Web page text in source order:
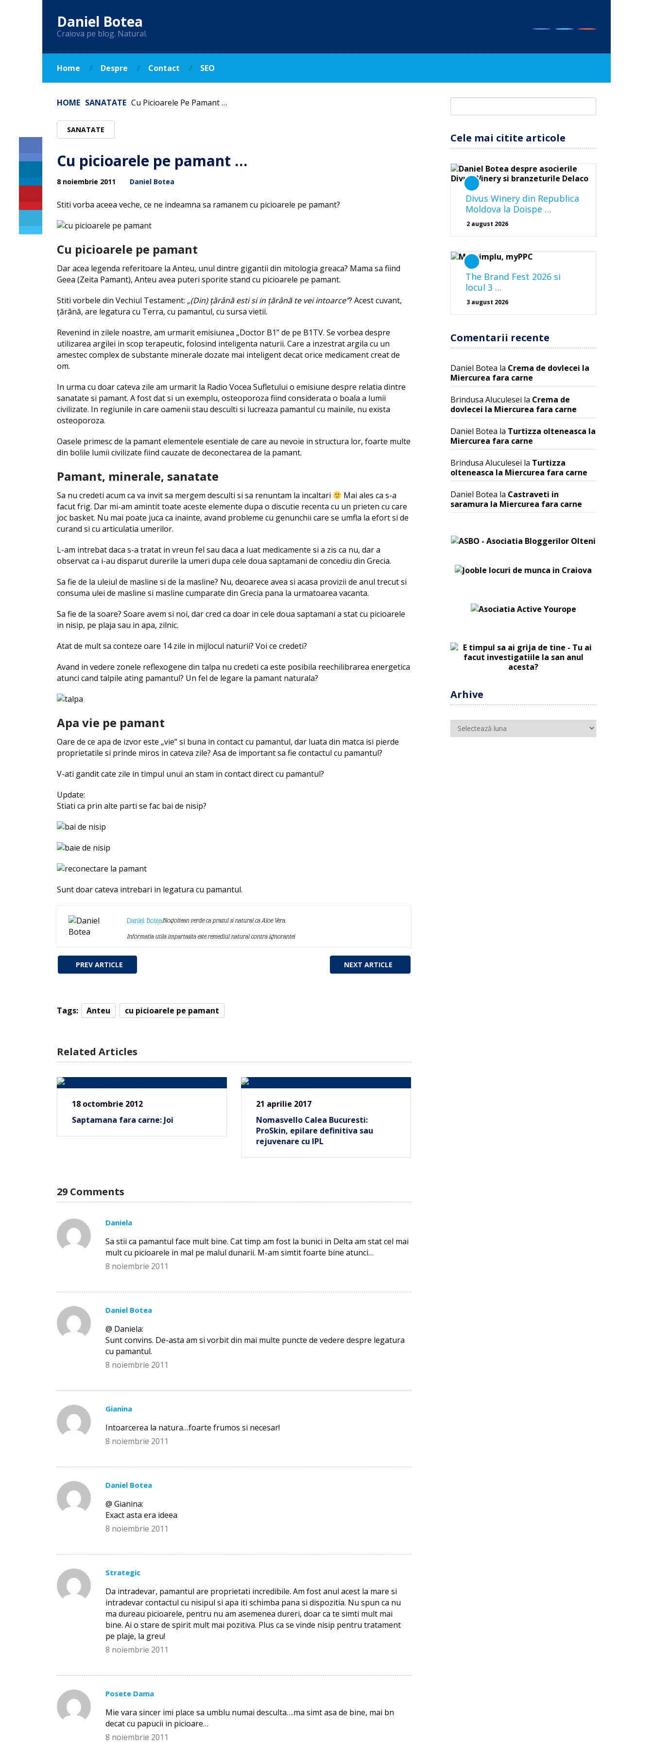
Daniel Botea
Craiova pe blog. Natural.
Home Despre Contact SEO
HOME SANATATE Cu Picioarele Pe Pamant …
SANATATE
Cu picioarele pe pamant …
8 noiembrie 2011 Daniel Botea
Stiti vorba aceea veche, ce ne indeamna sa ramanem cu picioarele pe pamant?
Cu picioarele pe pamant
Dar acea legenda referitoare la Anteu, unul dintre gigantii din mitologia greaca? Mama sa fiind
Geea (Zeita Pamant), Anteu avea puteri sporite stand cu picioarele pe pamant.
Stiti vorbele din Vechiul Testament: „(Din) ţărână esti si in ţărână te vei intoarce”? Acest cuvant,
ţărână, are legatura cu Terra, cu pamantul, cu sursa vietii.
Revenind in zilele noastre, am urmarit emisiunea „Doctor B1” de pe B1TV. Se vorbea despre
utilizarea argilei in scop terapeutic, folosind inteligenta naturii. Care a inzestrat argila cu un
amestec complex de substante minerale dozate mai inteligent decat orice medicament creat de
om.
In urma cu doar cateva zile am urmarit la Radio Vocea Sufletului o emisiune despre relatia dintre
sanatate si pamant. A fost dat si un exemplu, osteoporoza fiind considerata o boala a lumii
civilizate. In regiunile in care oamenii stau desculti si lucreaza pamantul cu mainile, nu exista
osteoporoza.
Oasele primesc de la pamant elementele esentiale de care au nevoie in structura lor, foarte multe
din bolile lumii civilizate fiind cauzate de deconectarea de la pamant.
Pamant, minerale, sanatate
Sa nu credeti acum ca va invit sa mergem desculti si sa renuntam la incaltari
Mai ales ca s-a
facut frig. Dar mi-am amintit toate aceste elemente dupa o discutie recenta cu un prieten cu care
joc basket. Nu mai poate juca ca inainte, avand probleme cu genunchii care se umfla la efort si de
curand si cu articulatia umerilor.
L-am intrebat daca s-a tratat in vreun fel sau daca a luat medicamente si a zis ca nu, dar a
observat ca i-au disparut durerile la umeri dupa cele doua saptamani de concediu din Grecia.
Sa fie de la uleiul de masline si de la masline? Nu, deoarece avea si acasa provizii de anul trecut si
consuma ulei de masline si masline cumparate din Grecia pana la urmatoarea vacanta.
Sa fie de la soare? Soare avem si noi, dar cred ca doar in cele doua saptamani a stat cu picioarele
in nisip, pe plaja sau in apa, zilnic.
Atat de mult sa conteze oare 14 zile in mijlocul naturii? Voi ce credeti?
Avand in vedere zonele reflexogene din talpa nu credeti ca este posibila reechilibrarea energetica
atunci cand talpile ating pamantul? Un fel de legare la pamant naturala?
Apa vie pe pamant
Oare de ce apa de izvor este „vie” si buna in contact cu pamantul, dar luata din matca isi pierde
proprietatile si prinde miros in cateva zile? Asa de important sa fie contactul cu pamantul?
V-ati gandit cate zile in timpul unui an stam in contact direct cu pamantul?
Update:
Stiati ca prin alte parti se fac bai de nisip?
Sunt doar cateva intrebari in legatura cu pamantul.
Daniel BoteaBlogoltean verde ca prazul si natural ca Aloe Vera.
Informatia utila impartasita este remediul natural contra ignorantei
PREV ARTICLE NEXT ARTICLE
Tags: Anteu cu picioarele pe pamant
Related Articles
18 octombrie 2012
Saptamana fara carne: Joi
21 aprilie 2017
Nomasvello Calea Bucuresti:
ProSkin, epilare definitiva sau
rejuvenare cu IPL
29 Comments
Daniela
Sa stii ca pamantul face mult bine. Cat timp am fost la bunici in Delta am stat cel mai
mult cu picioarele in mal pe malul dunarii. M-am simtit foarte bine atunci…
8 noiembrie 2011
Daniel Botea
@ Daniela:
Sunt convins. De-asta am si vorbit din mai multe puncte de vedere despre legatura
cu pamantul.
8 noiembrie 2011
Gianina
Intoarcerea la natura…foarte frumos si necesar!
8 noiembrie 2011
Daniel Botea
@ Gianina:
Exact asta era ideea
8 noiembrie 2011
Strategic
Da intradevar, pamantul are proprietati incredibile. Am fost anul acest la mare si
intradevar contactul cu nisipul si apa iti schimba pana si dispozitia. Nu spun ca nu
ma dureau picioarele, pentru nu am asemenea dureri, doar ca te simti mult mai
bine. Ai o stare de spirit mult mai pozitiva. Plus ca se vinde nisip pentru tratament
pe plaje, la greu!
8 noiembrie 2011
Posete Dama
Mie vara sincer imi place sa umblu numai desculta….ma simt asa de bine, mai bn
decat cu papucii in picioare…
8 noiembrie 2011
Cele mai citite articole
Divus Winery din Republica
Moldova la Doispe …
2 august 2026
The Brand Fest 2026 si
locul 3 …
3 august 2026
Comentarii recente
Daniel Botea la Crema de dovlecei la
Miercurea fara carne
Brindusa Aluculesei la Crema de
dovlecei la Miercurea fara carne
Daniel Botea la Turtizza olteneasca la
Miercurea fara carne
Brindusa Aluculesei la Turtizza
olteneasca la Miercurea fara carne
Daniel Botea la Castraveti in
saramura la Miercurea fara carne
Arhive
Arhive